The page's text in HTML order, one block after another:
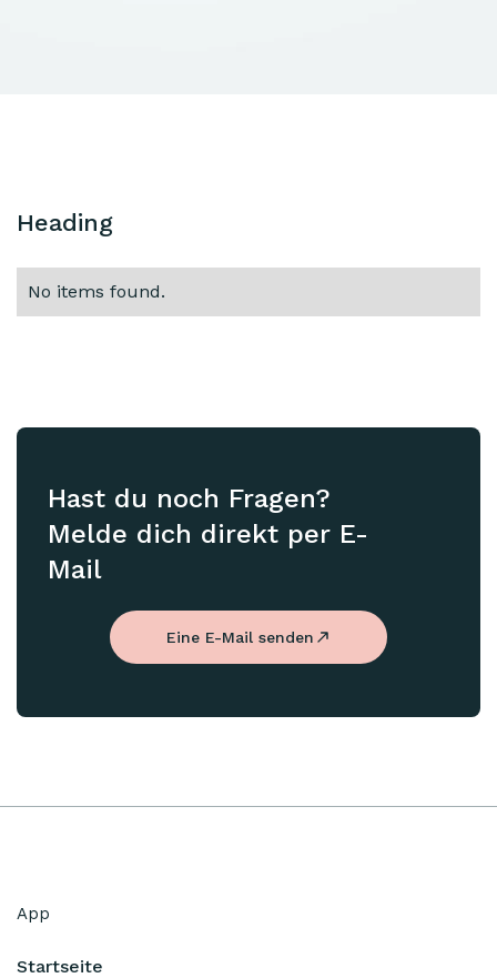
Heading
No items found.
Hast du noch Fragen?
Melde dich direkt per E-
Mail
Eine E-Mail senden
App
Startseite